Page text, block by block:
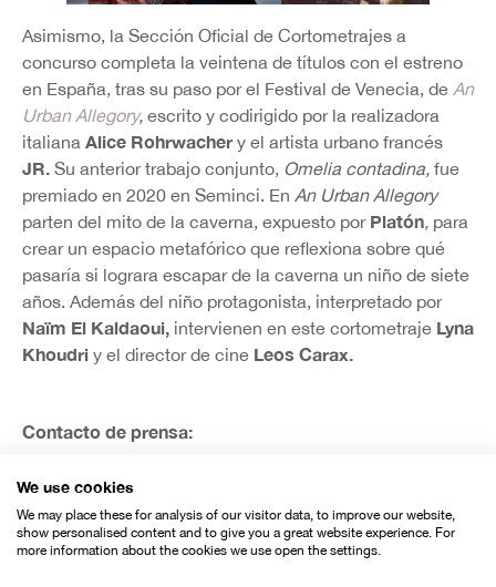
Asimismo, la Sección Oficial de Cortometrajes a
concurso completa la veintena de títulos con el estreno
en España, tras su paso por el Festival de Venecia, de An
Urban Allegory, escrito y codirigido por la realizadora
italiana Alice Rohrwachery el artista urbano francés
JR. Su anterior trabajo conjunto, Omelia contadina, fue
premiado en 2020 en Seminci. En An Urban Allegory
parten del mito de la caverna, expuesto por Platón, para
crear un espacio metafórico que reflexiona sobre qué
pasaría si lograra escapar de la caverna un niño de siete
años. Además del niño protagonista, interpretado por
Naïm El Kaldaoui, intervienen en este cortometraje Lyna
Khoudri y el director de cine Leos Carax.
Contacto de prensa:
prensa@seminci.com
We use cookies
We may place these for analysis of our visitor data, to improve our website,
show personalised content and to give you a great website experience. For
more information about the cookies we use open the settings.